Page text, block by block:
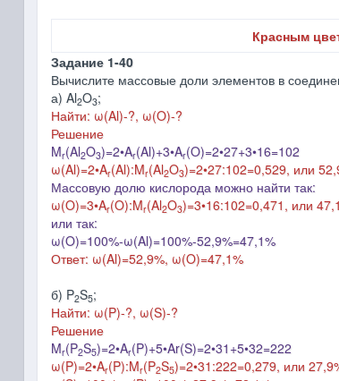
Красным
Задание 1-40
Вычислите массовые доли элементов в
а) Al2O3;
Найти: ω(Al)-?, ω(O)-?
Решение
Mr(Al2O3)=2•Ar(Al)+3•Ar(O)=2•27+3•16=102
ω(Al)=2•Ar(Al):Mr(Al2O3)=2•27:102=0,529, или
Массовую долю кислорода можно найти так:
ω(O)=3•Ar(O):Mr(Al2O3)=3•16:102=0,471, или
или так:
ω(O)=100%-ω(Al)=100%-52,9%=47,1%
Ответ: ω(Al)=52,9%, ω(O)=47,1%
б) P2S5;
Найти: ω(P)-?, ω(S)-?
Решение
Mr(P2S5)=2•Ar(P)+5•Ar(S)=2•31+5•32=222
ω(P)=2•Ar(P):Mr(P2S5)=2•31:222=0,279, или